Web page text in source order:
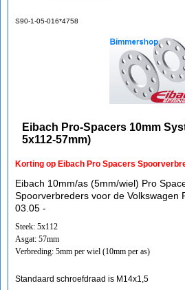
S90-1-05-016*4758
Eibach Pro-Spacers 10mm
5x112-57mm)
Korting op Eibach Pro Spacers
Eibach 10mm/as (5mm/wiel) Pro
Spoorverbreders voor de Volkswagen
03.05 -
Steek: 5x112
Asgat: 57mm
Verbreding: 5mm per wiel (10mm per as)
Standaard schroefdraad is M14x1,5